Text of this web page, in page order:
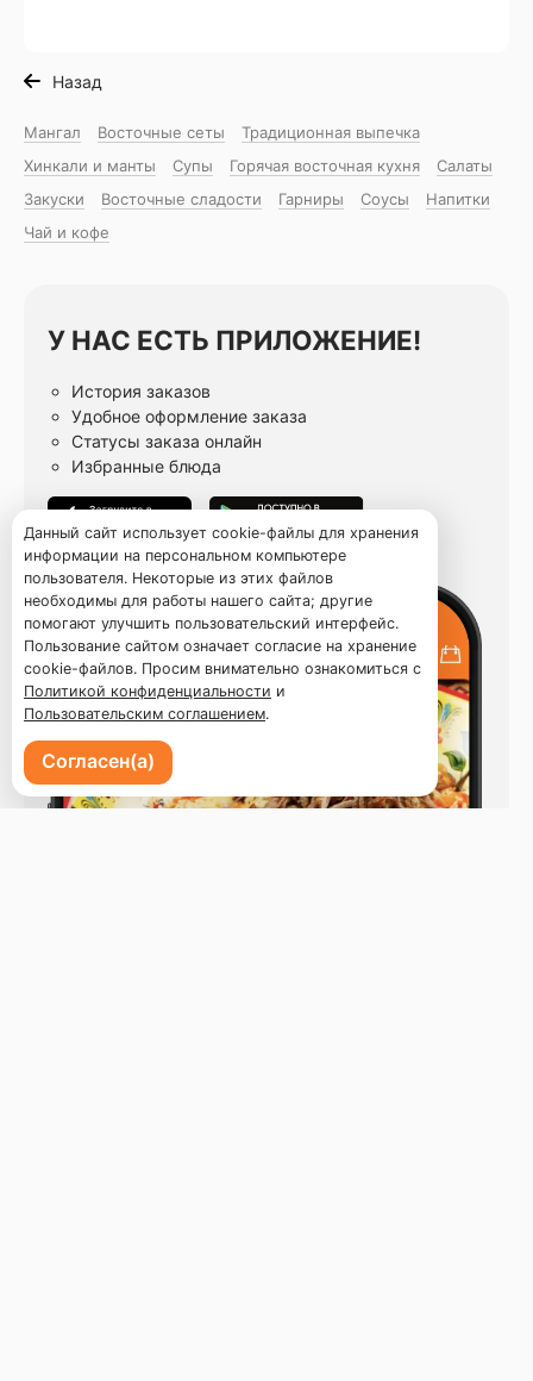
Назад
Мангал Восточные сеты
Традиционная выпечка
Хинкали и манты
Супы Горячая восточная куxня
Салаты
Закуски
Восточные сладости Гарниры Соусы
Напитки
Чай и кофе
У НАС ЕСТЬ ПРИЛОЖЕНИЕ!
История заказов
Удобное оформление заказа
Статусы заказа онлайн
Избранные блюда
Данный сайт использует cookie-файлы для хранения
информации на персональном компьютере
пользователя. Некоторые из этих файлов
необходимы для работы нашего сайта; другие
помогают улучшить пользовательский интерфейс.
Пользование сайтом означает согласие на хранение
cookie-файлов. Просим внимательно ознакомиться с
Политикой конфиденциальности и
Пользовательским соглашением.
Согласен(а)